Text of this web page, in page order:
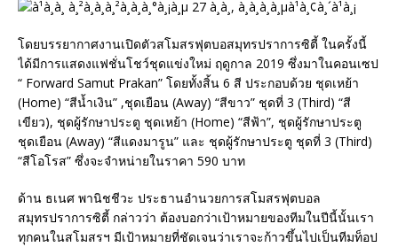
โดยบรรยากาศงานเปิดตัวสโมสรฟุตบอสมุทรปราการซิตี้ ในครั้งนี้
ได้มีการแสดงแฟชั่นโชว์ชุดแข่งใหม่ ฤดูกาล 2019 ซึ่งมาในคอนเซป
“ Forward Samut Prakan” โดยทั้งสิ้น 6 สี ประกอบด้วย ชุดเหย้า
(Home) “สีน้ำเงิน” ,ชุดเยือน (Away) “สีขาว” ชุดที่ 3 (Third) “สี
เขียว), ชุดผู้รักษาประตู ชุดเหย้า (Home) “สีฟ้า”, ชุดผู้รักษาประตู
ชุดเยือน (Away) “สีแดงมารูน” และ ชุดผู้รักษาประตู ชุดที่ 3 (Third)
“สีโอโรส” ซึ่งจะจำหน่ายในราคา 590 บาท
ด้าน ธเนศ พานิชชีวะ ประธานอำนวยการสโมสรฟุตบอล
สมุทรปราการซิตี้ กล่าวว่า ต้องบอกว่าเป้าหมายของทีมในปีนี้นั้นเรา
ทุกคนในสโมสรฯ มีเป้าหมายที่ชัดเจนว่าเราจะก้าวขึ้นไปเป็นทีมท็อป